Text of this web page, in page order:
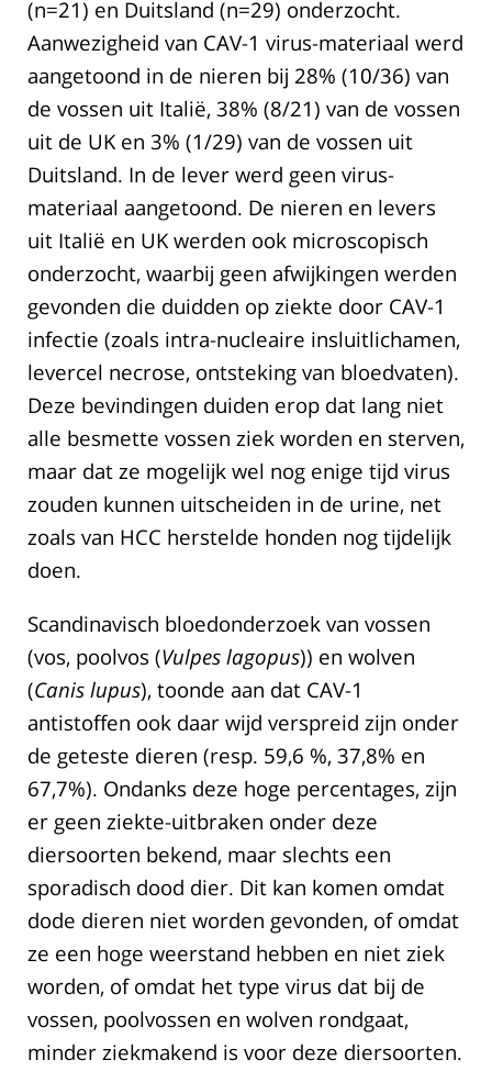
(n=21) en Duitsland (n=29) onderzocht.
Aanwezigheid van CAV-1 virus-materiaal werd
aangetoond in de nieren bij 28% (10/36) van
de vossen uit Italië, 38% (8/21) van de vossen
uit de UK en 3% (1/29) van de vossen uit
Duitsland. In de lever werd geen virus-
materiaal aangetoond. De nieren en levers
uit Italië en UK werden ook microscopisch
onderzocht, waarbij geen afwijkingen werden
gevonden die duidden op ziekte door CAV-1
infectie (zoals intra-nucleaire insluitlichamen,
levercel necrose, ontsteking van bloedvaten).
Deze bevindingen duiden erop dat lang niet
alle besmette vossen ziek worden en sterven,
maar dat ze mogelijk wel nog enige tijd virus
zouden kunnen uitscheiden in de urine, net
zoals van HCC herstelde honden nog tijdelijk
doen.
Scandinavisch bloedonderzoek van vossen
(vos, poolvos (Vulpes lagopus)) en wolven
(Canis lupus), toonde aan dat CAV-1
antistoffen ook daar wijd verspreid zijn onder
de geteste dieren (resp. 59,6 %, 37,8% en
67,7%). Ondanks deze hoge percentages, zijn
er geen ziekte-uitbraken onder deze
diersoorten bekend, maar slechts een
sporadisch dood dier. Dit kan komen omdat
dode dieren niet worden gevonden, of omdat
ze een hoge weerstand hebben en niet ziek
worden, of omdat het type virus dat bij de
vossen, poolvossen en wolven rondgaat,
minder ziekmakend is voor deze diersoorten.